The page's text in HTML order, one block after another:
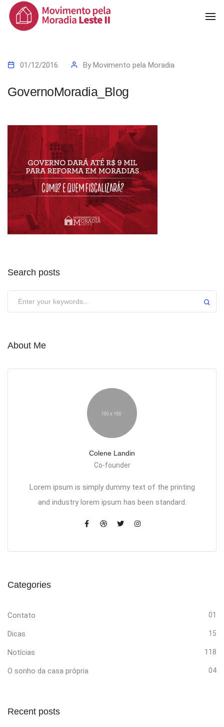
01/12/2016 By Movimento pela Moradia
GovernoMoradia_Blog
Search posts
About Me
Colene Landin
Co-founder
Lorem ipsum is simply dummy text of the printing
and industry lorem ipsum has been standard.
Categories
Contato 01
Dicas 15
Notícias 118
O sonho da casa própria 04
Recent posts